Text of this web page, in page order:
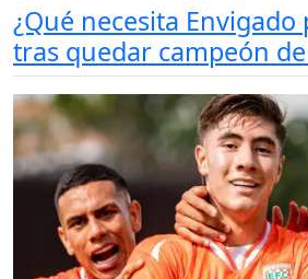
¿Qué necesita
tras quedar campeón de